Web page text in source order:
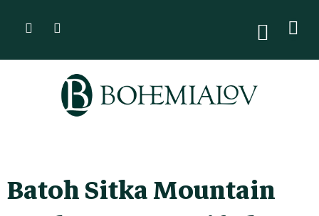
Batoh Sitka Mountain